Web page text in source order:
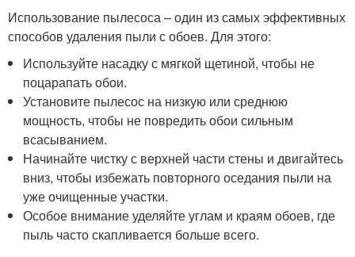
Использование пылесоса – один из самых эффективных
способов удаления пыли с обоев. Для этого:
Используйте насадку с мягкой щетиной, чтобы не
поцарапать обои.
Установите пылесос на низкую или среднюю
мощность, чтобы не повредить обои сильным
всасыванием.
Начинайте чистку с верхней части стены и двигайтесь
вниз, чтобы избежать повторного оседания пыли на
уже очищенные участки.
Особое внимание уделяйте углам и краям обоев, где
пыль часто скапливается больше всего.